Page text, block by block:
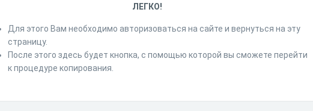
ЛЕГКО!
Для этого Вам необходимо авторизоваться на сайте и вернуться на эту
страницу.
После этого здесь будет кнопка, с помощью которой вы сможете перейти
к процедуре копирования.